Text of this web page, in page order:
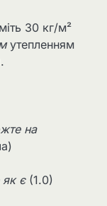
30 кг/м²
утепленням
на
є(1.0)